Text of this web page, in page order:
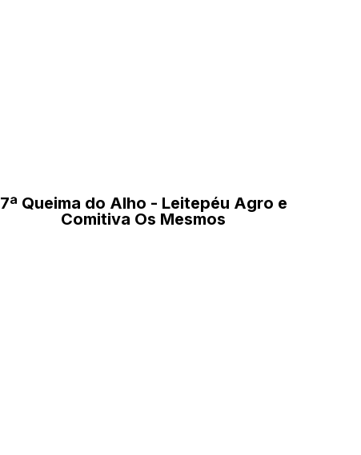
7ª Queima do Alho - Leitepéu Agro e
Comitiva Os Mesmos